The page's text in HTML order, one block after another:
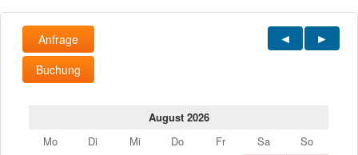
Anfrage
Buchung
August 2026
Mo
Di Mi Do Fr Sa
So